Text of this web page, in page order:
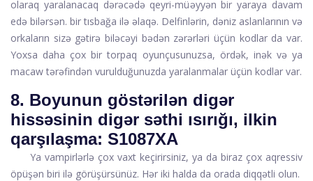
olaraq yaralanacaq dərəcədə qeyri-müəyyən bir yaraya davam
edə bilərsən. bir tısbağa ilə əlaqə. Delfinlərin, dəniz aslanlarının və
orkaların sizə gətirə biləcəyi bədən zərərləri üçün kodlar da var.
Yoxsa daha çox bir torpaq oyunçusunuzsa, ördək, inək və ya
macaw tərəfindən vurulduğunuzda yaralanmalar üçün kodlar var.
8. Boyunun göstərilən digər
hissəsinin digər səthi ısırığı, ilkin
qarşılaşma: S1087XA
Ya vampirlərlə çox vaxt keçirirsiniz, ya da biraz çox aqressiv
öpüşən biri ilə görüşürsünüz. Hər iki halda da orada diqqətli olun.